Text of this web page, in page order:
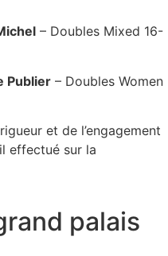
– Doubles Mixed 16-
Publier – Doubles Women
et de l’engagement
effectué sur la
palais